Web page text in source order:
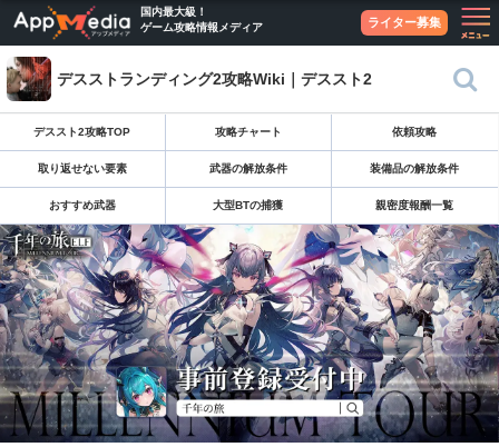
国内最大級！
ゲーム攻略情報メディア
ライター募集
デスストランディング2攻略Wiki｜デススト2
デススト2攻略TOP 攻略チャート 依頼攻略
取り返せない要素 武器の解放条件 装備品の解放条件
おすすめ武器 大型BTの捕獲 親密度報酬一覧